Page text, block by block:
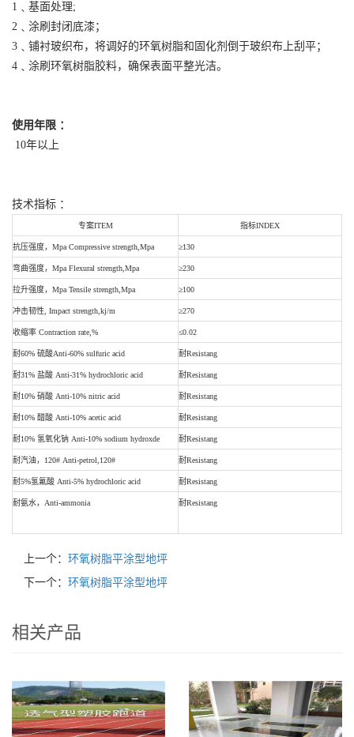
1﹑基面处理;
2﹑涂刷封闭底漆；
3﹑铺衬玻织布，将调好的环氧树脂和固化剂倒于玻织布上刮平；
4﹑涂刷环氧树脂胶料，确保表面平整光洁。
使用年限 ：
10年以上
技术指标 ：
专案ITEM 指标INDEX
抗压强度，Mpa Compressive strength,Mpa ≥130
弯曲强度，Mpa Flexural strength,Mpa ≥230
拉升强度，Mpa Tensile strength,Mpa ≥100
冲击韧性, Impact strength,kj/m ≥270
收缩率 Contraction rate,% ≤0.02
耐60% 硫酸Anti-60% sulfuric acid 耐Resistang
耐31% 盐酸 Anti-31% hydrochloric acid 耐Resistang
耐10% 硝酸 Anti-10% nitric acid 耐Resistang
耐10% 醋酸 Anti-10% acetic acid 耐Resistang
耐10% 氢氧化钠 Anti-10% sodium hydroxde 耐Resistang
耐汽油，120# Anti-petrol,120# 耐Resistang
耐5%氢氟酸 Anti-5% hydrochloric acid 耐Resistang
耐氨水，Anti-ammonia 耐Resistang
上一个： 环氧树脂平涂型地坪
下一个： 环氧树脂平涂型地坪
相关产品